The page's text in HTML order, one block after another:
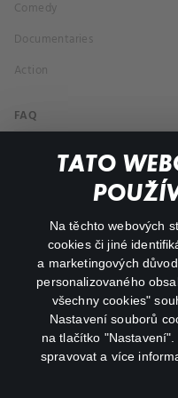
TATO
Na těchto webových
cookies či jiné
a marketingových
personalizovaného
všechny cookies"
Nastavení souborů
na tlačítko
spravovat a více
Comedy
Documentaries
Action
FAQ
My profile
facebook